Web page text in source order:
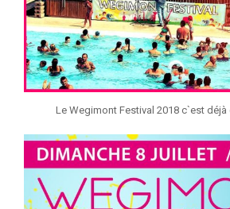
Le Wegimont Festival 2018 c`est déjà
jeunessesmusicaleslg
Juin 13